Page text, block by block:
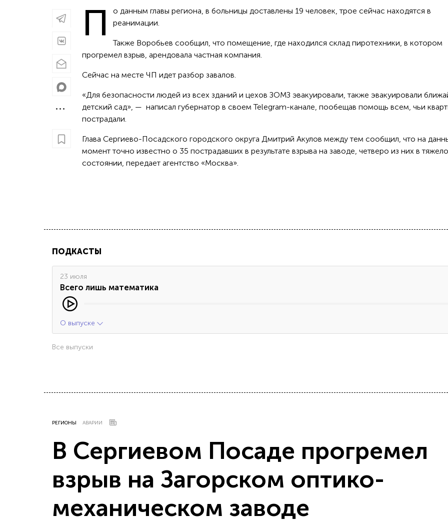
П
о данным главы региона, в больницы доставлены 19 человек, трое сейчас находятся в
реанимации.
Также Воробьев сообщил, что помещение, где находился склад пиротехники, в котором
прогремел взрыв, арендовала частная компания.
Сейчас на месте ЧП идет разбор завалов.
«Для безопасности людей из всех зданий и цехов ЗОМЗ эвакуировали, также эвакуировали
детский сад», — написал губернатор в своем Telegram-канале, пообещав помощь всем, чьи
пострадали.
Глава Сергиево-Посадского городского округа Дмитрий Акулов между тем сообщил, что на
момент точно известно о 35 пострадавших в результате взрыва на заводе, четверо из них в
состоянии, передает агентство «Москва».
ПОДКАСТЫ
23 июля
Всего лишь математика
О выпуске
Все выпуски
РЕГИОНЫ АВАРИИ
В Сергиевом Посаде прогремел
взрыв на Загорском оптико-
механическом заводе